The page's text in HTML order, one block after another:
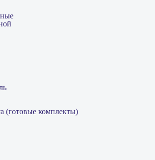
(готовые комплекты)